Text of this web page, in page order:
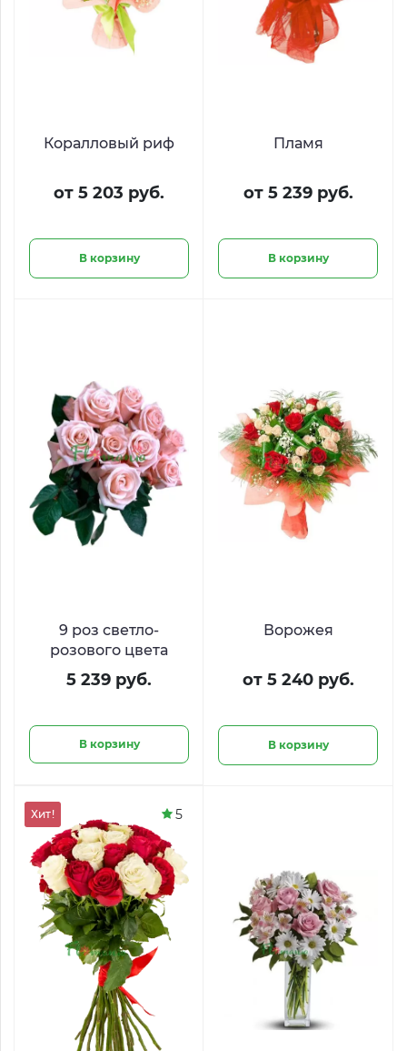
Коралловый риф
от 5 203 руб.
В корзину
Пламя
от 5 239 руб.
В корзину
9 роз светло-
розового цвета
5 239 руб.
В корзину
Ворожея
от 5 240 руб.
В корзину
Хит! 5